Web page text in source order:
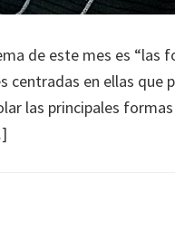
de este mes es “las
en ellas que
las principales